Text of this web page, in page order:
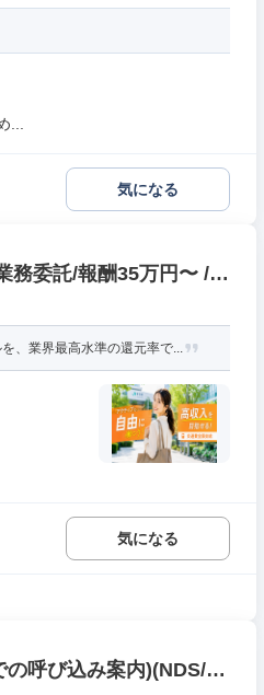
気になる
委託/報酬35万円〜 /
、業界最高水準の還元率で...
気になる
の呼び込み案内)(NDS/P